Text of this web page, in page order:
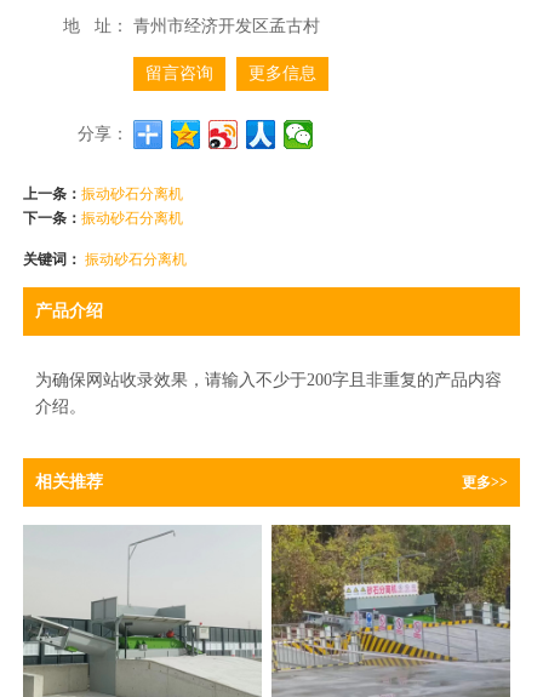
地 址：
青州市经济开发区孟古村
留言咨询 更多信息
分享：
上一条：振动砂石分离机
下一条：振动砂石分离机
关键词：振动砂石分离机
产品介绍
为确保网站收录效果，请输入不少于200字且非重复的产品内容
介绍。
相关推荐 更多>>